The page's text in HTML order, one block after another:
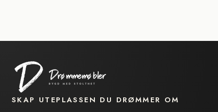
SKAP UTEPLASSEN DU DRØMMER OM